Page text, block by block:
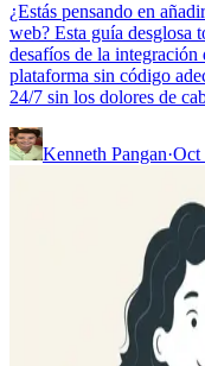
¿Estás pensando en
web? Esta guía desglosa
desafíos de la
plataforma sin código
24/7 sin los dolores de
Kenneth Pangan·Oct